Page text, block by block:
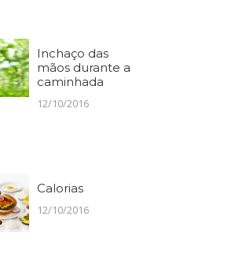
Inchaço das
mãos durante a
caminhada
12/10/2016
Calorias
12/10/2016